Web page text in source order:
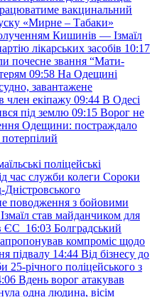
вакцинальний
«Мирне – Табаки»
Кишинів — Ізмаїл
лікарських засобів 10:17
почесне звання “Мати-
09:58 На Одещині
завантажене
член екіпажу 09:44 В Одесі
під землю 09:15 Ворог не
Одещини: постраждало
поліцейські
час служби колеги Сороки
поводження з бойовими
Ізмаїл став майданчиком для
ЄС 16:03 Болградський
компроміс щодо
підвалу 14:44 Від бізнесу до
25-річного поліцейського з
Вдень ворог атакував
одна людина, вісім